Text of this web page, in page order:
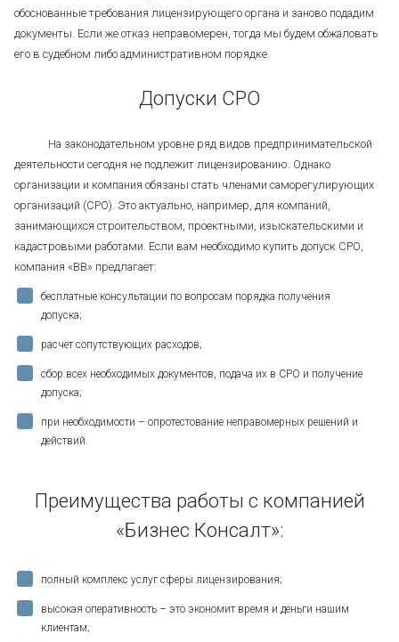
обоснованные требования лицензирующего органа и заново подадим
документы. Если же отказ неправомерен, тогда мы будем обжаловать
его в судебном либо административном порядке.
Допуски СРО
На законодательном уровне ряд видов предпринимательской
деятельности сегодня не подлежит лицензированию. Однако
организации и компания обязаны стать членами саморегулирующих
организаций (СРО). Это актуально, например, для компаний,
занимающихся строительством, проектными, изыскательскими и
кадастровыми работами. Если вам необходимо купить допуск СРО,
компания «BB» предлагает:
бесплатные консультации по вопросам порядка получения
допуска;
расчет сопутствующих расходов;
сбор всех необходимых документов, подача их в СРО и получение
допуска;
при необходимости – опротестование неправомерных решений и
действий.
Преимущества работы с компанией
«Бизнес Консалт»:
полный комплекс услуг сферы лицензирования;
высокая оперативность – это экономит время и деньги нашим
клиентам;